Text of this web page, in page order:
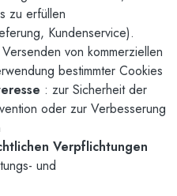
zu erfüllen
Kundenservice).
von kommerziellen
bestimmter Cookies
: zur Sicherheit der
oder zur Verbesserung
Verpflichtungen
und